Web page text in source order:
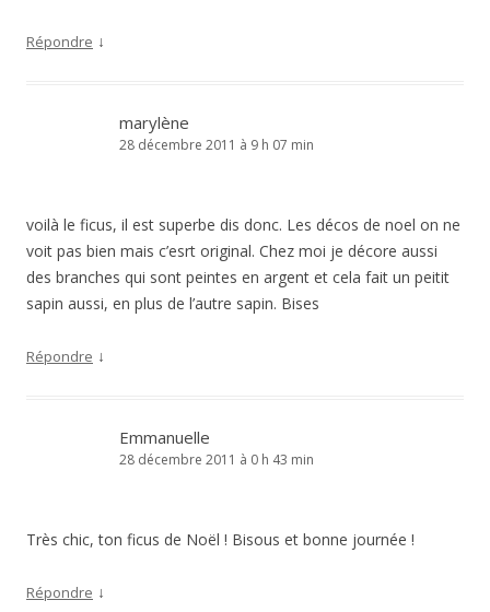
Répondre ↓
marylène
28 décembre 2011 à 9 h 07 min
voilà le ficus, il est superbe dis donc. Les décos de noel on ne
voit pas bien mais c’esrt original. Chez moi je décore aussi
des branches qui sont peintes en argent et cela fait un peitit
sapin aussi, en plus de l’autre sapin. Bises
Répondre ↓
Emmanuelle
28 décembre 2011 à 0 h 43 min
Très chic, ton ficus de Noël ! Bisous et bonne journée !
Répondre ↓